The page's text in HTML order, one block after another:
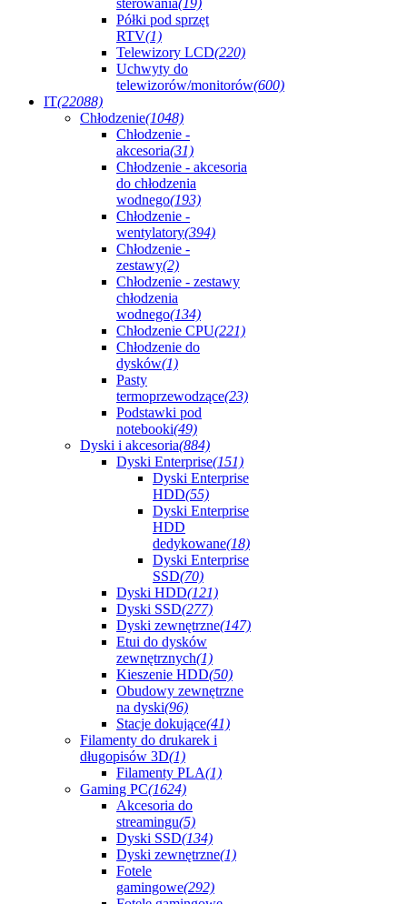
sterowania(19)
Półki pod sprzęt
RTV(1)
Telewizory LCD(220)
Uchwyty do
telewizorów/monitorów(600)
IT(22088)
Chłodzenie(1048)
Chłodzenie -
akcesoria(31)
Chłodzenie - akcesoria
do chłodzenia
wodnego(193)
Chłodzenie -
wentylatory(394)
Chłodzenie -
zestawy(2)
Chłodzenie - zestawy
chłodzenia
wodnego(134)
Chłodzenie CPU(221)
Chłodzenie do
dysków(1)
Pasty
termoprzewodzące(23)
Podstawki pod
notebooki(49)
Dyski i akcesoria(884)
Dyski Enterprise(151)
Dyski Enterprise
HDD(55)
Dyski Enterprise
HDD
dedykowane(18)
Dyski Enterprise
SSD(70)
Dyski HDD(121)
Dyski SSD(277)
Dyski zewnętrzne(147)
Etui do dysków
zewnętrznych(1)
Kieszenie HDD(50)
Obudowy zewnętrzne
na dyski(96)
Stacje dokujące(41)
Filamenty do drukarek i
długopisów 3D(1)
Filamenty PLA(1)
Gaming PC(1624)
Akcesoria do
streamingu(5)
Dyski SSD(134)
Dyski zewnętrzne(1)
Fotele
gamingowe(292)